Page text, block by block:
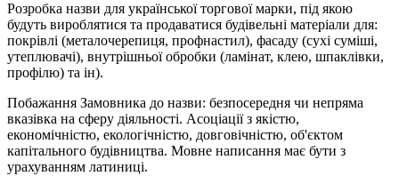
Розробка назви для української торгової марки, під якою
будуть вироблятися та продаватися будівельні матеріали для:
покрівлі (металочерепиця, профнастил), фасаду (сухі суміші,
утеплювачі), внутрішньої обробки (ламінат, клею, шпаклівки,
профілю) та ін).
Побажання Замовника до назви: безпосередня чи непряма
вказівка на сферу діяльності. Асоціації з якістю,
економічністю, екологічністю, довговічністю, об'єктом
капітального будівництва. Мовне написання має бути з
урахуванням латиниці.